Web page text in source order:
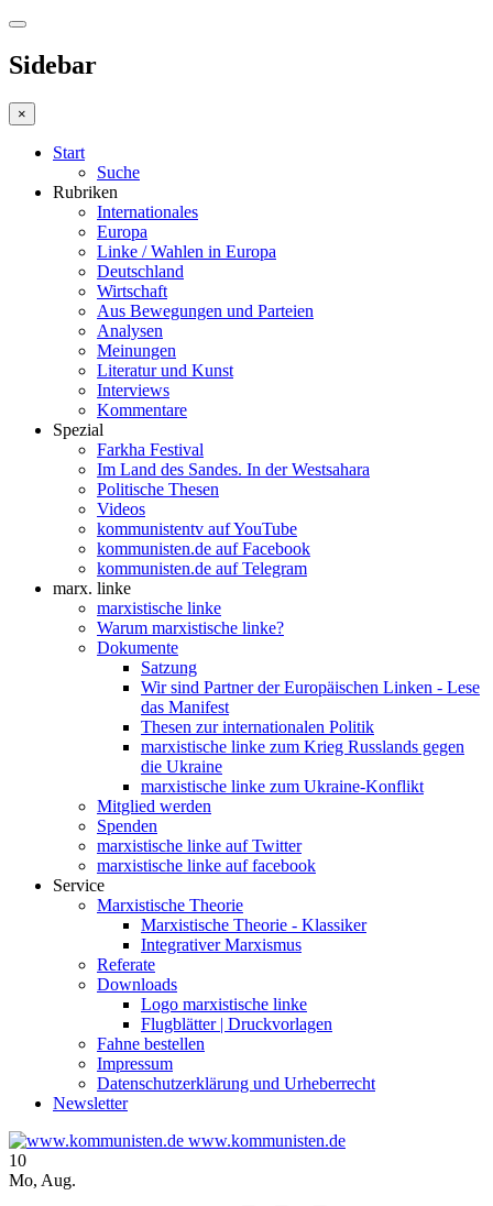
Sidebar
×
Start
Suche
Rubriken
Internationales
Europa
Linke / Wahlen in Europa
Deutschland
Wirtschaft
Aus Bewegungen und Parteien
Analysen
Meinungen
Literatur und Kunst
Interviews
Kommentare
Spezial
Farkha Festival
Im Land des Sandes. In der Westsahara
Politische Thesen
Videos
kommunistentv auf YouTube
kommunisten.de auf Facebook
kommunisten.de auf Telegram
marx. linke
marxistische linke
Warum marxistische linke?
Dokumente
Satzung
Wir sind Partner der Europäischen Linken - Lese
das Manifest
Thesen zur internationalen Politik
marxistische linke zum Krieg Russlands gegen
die Ukraine
marxistische linke zum Ukraine-Konflikt
Mitglied werden
Spenden
marxistische linke auf Twitter
marxistische linke auf facebook
Service
Marxistische Theorie
Marxistische Theorie - Klassiker
Integrativer Marxismus
Referate
Downloads
Logo marxistische linke
Flugblätter | Druckvorlagen
Fahne bestellen
Impressum
Datenschutzerklärung und Urheberrecht
Newsletter
www.kommunisten.de
10
Mo, Aug.